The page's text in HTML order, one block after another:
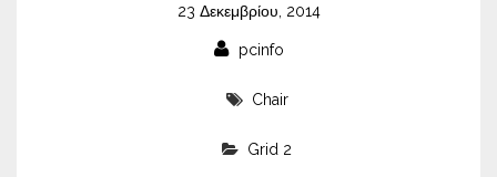
23 Δεκεμβρίου, 2014
pcinfo
Chair
Grid 2